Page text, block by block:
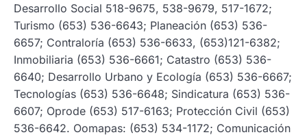
Desarrollo Social 518-9675, 538-9679, 517-1672;
Turismo (653) 536-6643; Planeación (653) 536-
6657; Contraloría (653) 536-6633, (653)121-6382;
Inmobiliaria (653) 536-6661; Catastro (653) 536-
6640; Desarrollo Urbano y Ecología (653) 536-6667;
Tecnologías (653) 536-6648; Sindicatura (653) 536-
6607; Oprode (653) 517-6163; Protección Civil (653)
536-6642. Oomapas: (653) 534-1172; Comunicación